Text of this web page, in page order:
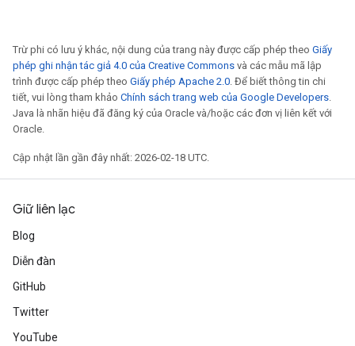
Trừ phi có lưu ý khác, nội dung của trang này được cấp phép theo Giấy
phép ghi nhận tác giả 4.0 của Creative Commons và các mẫu mã lập
trình được cấp phép theo Giấy phép Apache 2.0. Để biết thông tin chi
tiết, vui lòng tham khảo Chính sách trang web của Google Developers.
Java là nhãn hiệu đã đăng ký của Oracle và/hoặc các đơn vị liên kết với
Oracle.
Cập nhật lần gần đây nhất: 2026-02-18 UTC.
Giữ liên lạc
Blog
Diễn đàn
GitHub
Twitter
YouTube